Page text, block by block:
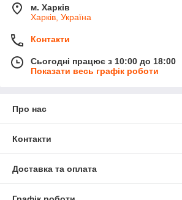
м. Харків
Харків, Україна
Контакти
Сьогодні працює з 10:00 до 18:00
Показати весь графік роботи
Про нас
Контакти
Доставка та оплата